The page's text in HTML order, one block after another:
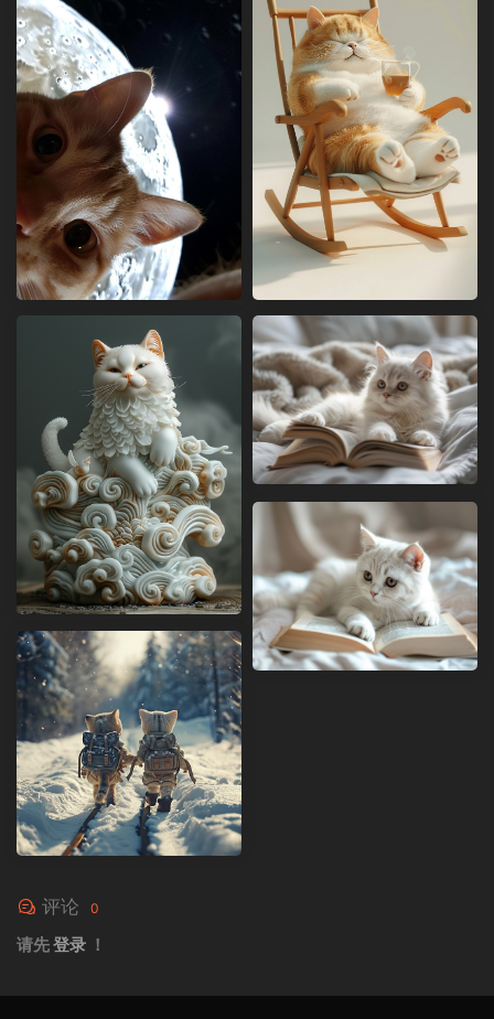
评论 0
请先登录 ！